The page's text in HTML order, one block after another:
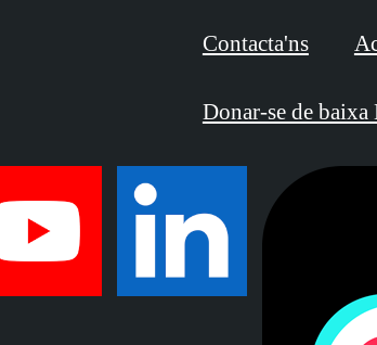
Contacta'ns
Donar-se de baixa